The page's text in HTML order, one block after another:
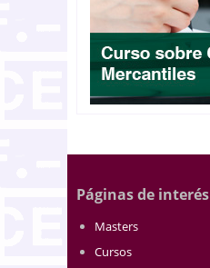
Páginas de interés
Masters
Cursos